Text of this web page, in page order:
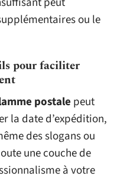
ou le
pour faciliter
postale peut
la date d’expédition,
des slogans ou
une couche de
à votre